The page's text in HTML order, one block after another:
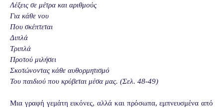
Λέξεις σε μέτρα και αριθμούς
Για κάθε νου
Που σκέπτεται
Διπλά
Τριπλά
Προτού μιλήσει
Σκοτώνοντας κάθε αυθορμητισμό
Του παιδιού που κρύβεται μέσα μας. (Σελ. 48-49)
Μια γραφή γεμάτη εικόνες, αλλά και πρόσωπα, εμπνευσμένα από